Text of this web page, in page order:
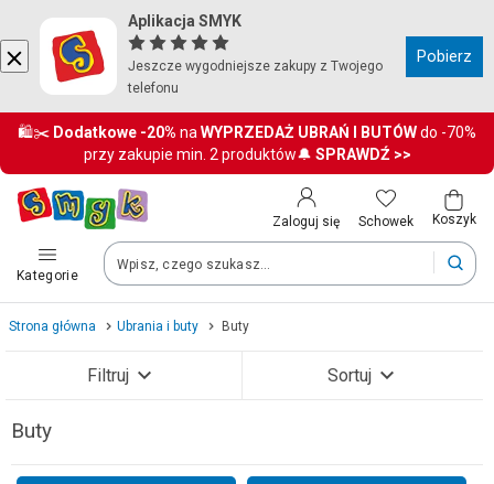
Aplikacja SMYK
Jeszcze wygodniejsze zakupy z Twojego
telefonu
Pobierz
🛍️✂️ Dodatkowe -20% na WYPRZEDAŻ UBRAŃ I BUTÓWdo -70%
przy zakupie min. 2 produktów🔔 SPRAWDŹ >>
Zaloguj się Schowek Koszyk
Kategorie
Kraj i język
Wybierz kraj, aby przejść do zakupów
Polska (Poland)
Twoje zamówienia dostarczymy na teren wybranego kraju.
Język
Polski
Po zmianie kraju część produktów może zostać usunięta z
Strona główna Ubrania i buty Buty
Filtruj
Buty
Sortuj